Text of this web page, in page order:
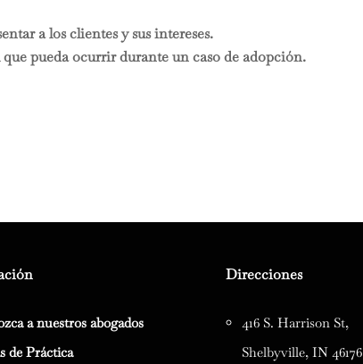
a los clientes y sus intereses.
pueda ocurrir durante un caso de adopción.
a nuestros abogados
de Práctica
Direcciones
416 S. Harrison St,
Shelbyville, IN 46176